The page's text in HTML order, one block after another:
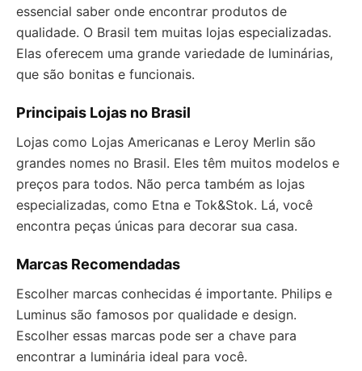
essencial saber onde encontrar produtos de
qualidade. O Brasil tem muitas lojas especializadas.
Elas oferecem uma grande variedade de luminárias,
que são bonitas e funcionais.
Principais Lojas no Brasil
Lojas como Lojas Americanas e Leroy Merlin são
grandes nomes no Brasil. Eles têm muitos modelos e
preços para todos. Não perca também as lojas
especializadas, como Etna e Tok&Stok. Lá, você
encontra peças únicas para decorar sua casa.
Marcas Recomendadas
Escolher marcas conhecidas é importante. Philips e
Luminus são famosos por qualidade e design.
Escolher essas marcas pode ser a chave para
encontrar a luminária ideal para você.